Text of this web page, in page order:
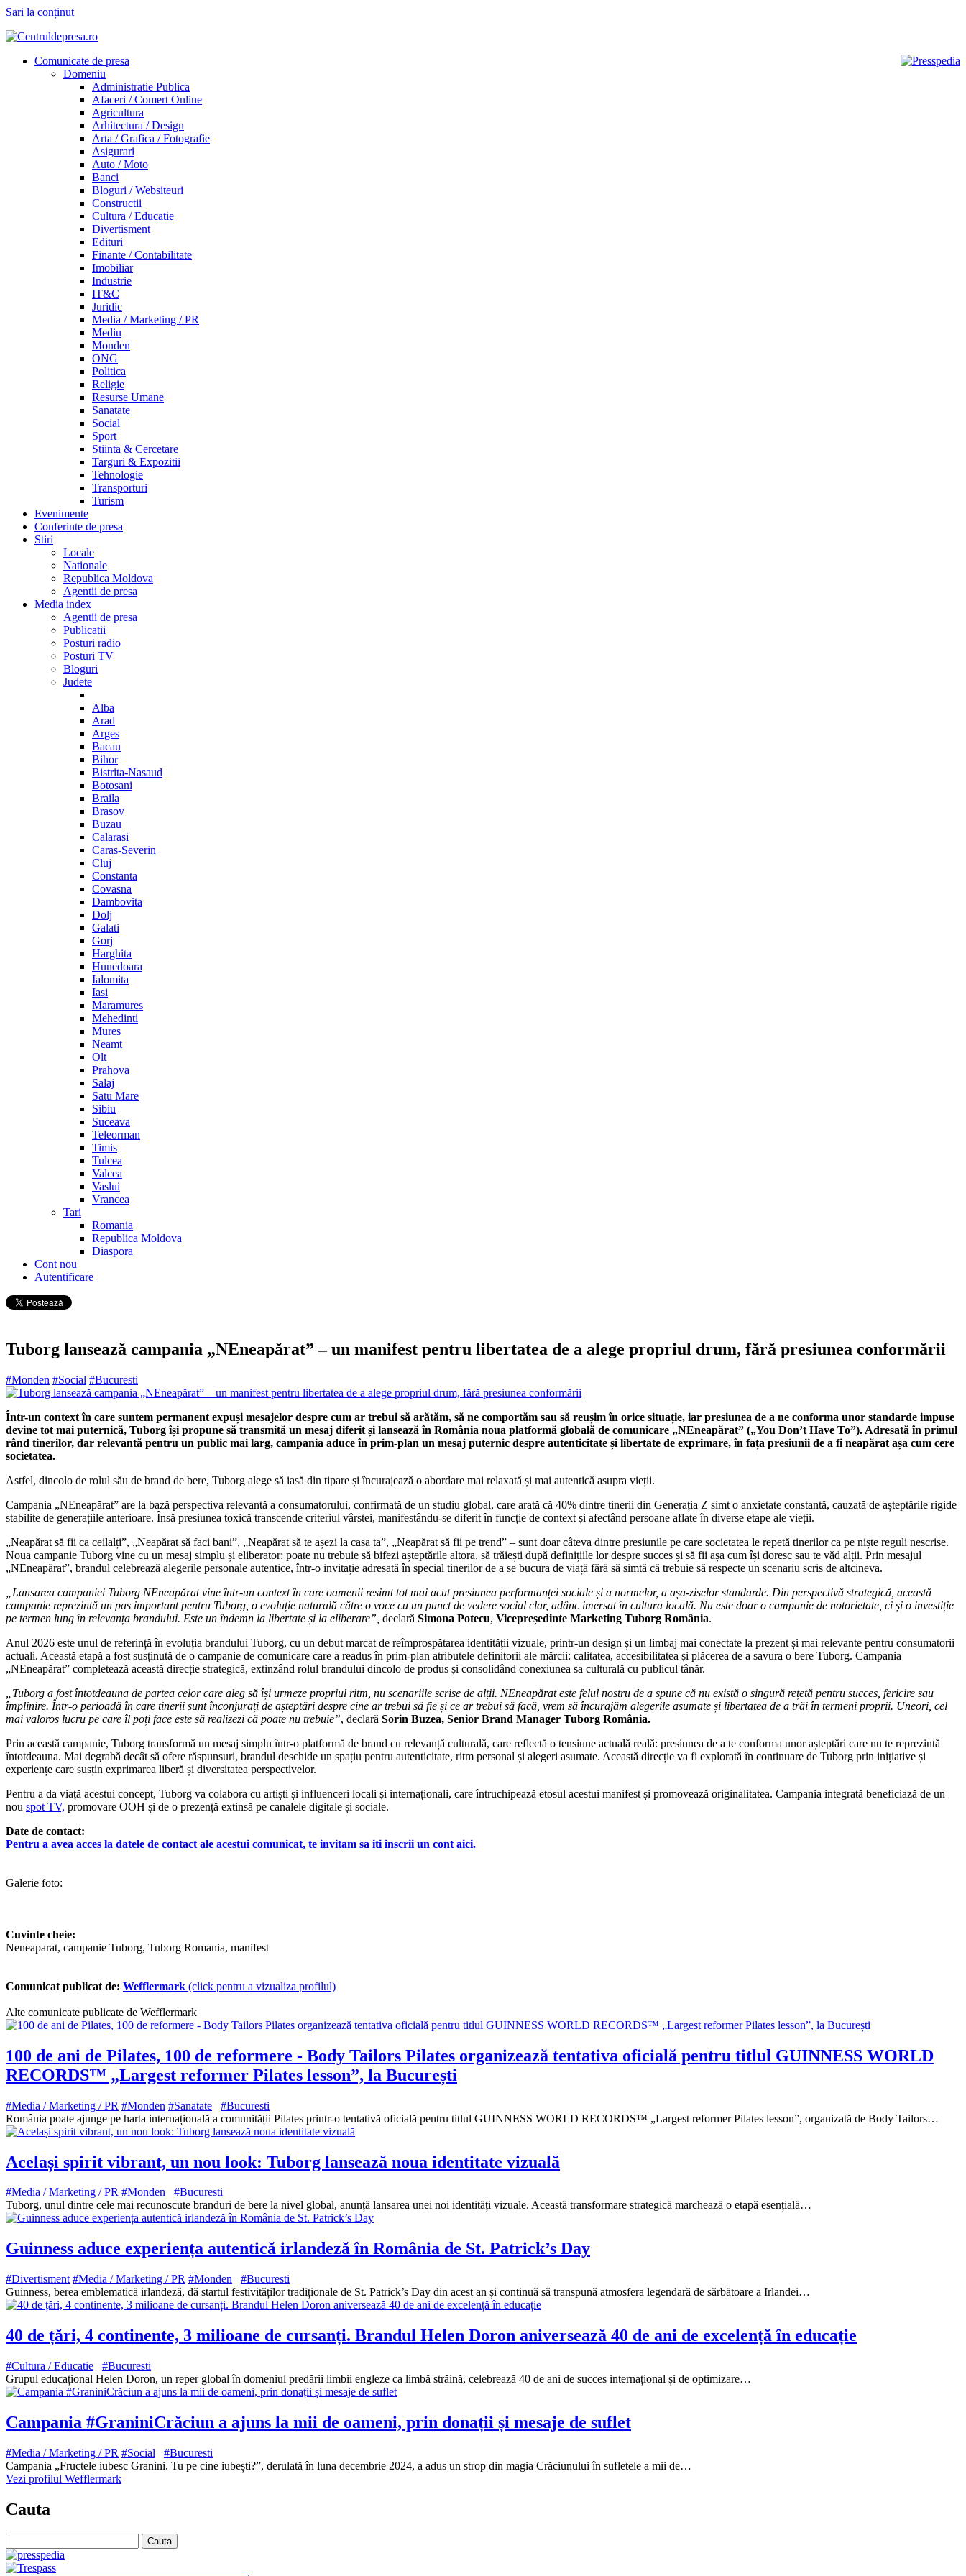
Sari la conținut
Comunicate de presa
Domeniu
Administratie Publica
Afaceri / Comert Online
Agricultura
Arhitectura / Design
Arta / Grafica / Fotografie
Asigurari
Auto / Moto
Banci
Bloguri / Websiteuri
Constructii
Cultura / Educatie
Divertisment
Edituri
Finante / Contabilitate
Imobiliar
Industrie
IT&C
Juridic
Media / Marketing / PR
Mediu
Monden
ONG
Politica
Religie
Resurse Umane
Sanatate
Social
Sport
Stiinta & Cercetare
Targuri & Expozitii
Tehnologie
Transporturi
Turism
Evenimente
Conferinte de presa
Stiri
Locale
Nationale
Republica Moldova
Agentii de presa
Media index
Agentii de presa
Publicatii
Posturi radio
Posturi TV
Bloguri
Judete
Alba
Arad
Arges
Bacau
Bihor
Bistrita-Nasaud
Botosani
Braila
Brasov
Buzau
Calarasi
Caras-Severin
Cluj
Constanta
Covasna
Dambovita
Dolj
Galati
Gorj
Harghita
Hunedoara
Ialomita
Iasi
Maramures
Mehedinti
Mures
Neamt
Olt
Prahova
Salaj
Satu Mare
Sibiu
Suceava
Teleorman
Timis
Tulcea
Valcea
Vaslui
Vrancea
Tari
Romania
Republica Moldova
Diaspora
Cont nou
Autentificare
Tuborg lansează campania „NEneapărat” – un manifest pentru libertatea de a alege propriul drum, fără presiunea conformării
#Monden #Social #Bucuresti
Într-un context în care suntem permanent expuși mesajelor despre cum ar trebui să arătăm, să ne comportăm sau să reușim în orice situație, iar presiunea de a ne conforma unor standarde impuse
devine tot mai puternică, Tuborg își propune să transmită un mesaj diferit și lansează în România noua platformă globală de comunicare „NEneapărat” („You Don’t Have To”). Adresată în primul
rând tinerilor, dar relevantă pentru un public mai larg, campania aduce în prim-plan un mesaj puternic despre autenticitate și libertate de exprimare, în fața presiunii de a fi neapărat așa cum cere
societatea.
Astfel, dincolo de rolul său de brand de bere, Tuborg alege să iasă din tipare și încurajează o abordare mai relaxată și mai autentică asupra vieții.
Campania „NEneapărat” are la bază perspectiva relevantă a consumatorului, confirmată de un studiu global, care arată că 40% dintre tinerii din Generația Z simt o anxietate constantă, cauzată de așteptările rigide
stabilite de generațiile anterioare. Însă presiunea toxică transcende criteriul vârstei, manifestându-se diferit în funcție de context și afectând persoane aflate în diverse etape ale vieții.
„Neapărat să fii ca ceilalți”, „Neapărat să faci bani”, „Neapărat să te așezi la casa ta”, „Neapărat să fii pe trend” – sunt doar câteva dintre presiunile pe care societatea le repetă tinerilor ca pe niște reguli nescrise.
Noua campanie Tuborg vine cu un mesaj simplu și eliberator: poate nu trebuie să bifezi așteptările altora, să trăiești după definițiile lor despre succes și să fii așa cum își doresc sau te văd alții. Prin mesajul
„NEneapărat”, brandul celebrează alegerile personale autentice, într-o invitație adresată în special tinerilor de a se bucura de viață fără să simtă că trebuie să respecte un scenariu scris de altcineva.
„Lansarea campaniei Tuborg NEneapărat vine într-un context în care oamenii resimt tot mai acut presiunea performanței sociale și a normelor, a așa-ziselor standarde. Din perspectivă strategică, această
campanie reprezintă un pas important pentru Tuborg, o evoluție naturală către o voce cu un punct de vedere social clar, adânc imersat în cultura locală. Nu este doar o campanie de notorietate, ci și o investiție
pe termen lung în relevanța brandului. Este un îndemn la libertate și la eliberare”, declară Simona Potecu, Vicepreședinte Marketing Tuborg România.
Anul 2026 este unul de referință în evoluția brandului Tuborg, cu un debut marcat de reîmprospătarea identității vizuale, printr-un design și un limbaj mai conectate la prezent și mai relevante pentru consumatorii
actuali. Această etapă a fost susținută de o campanie de comunicare care a readus în prim-plan atributele definitorii ale mărcii: calitatea, accesibilitatea și plăcerea de a savura o bere Tuborg. Campania
„NEneapărat” completează această direcție strategică, extinzând rolul brandului dincolo de produs și consolidând conexiunea sa culturală cu publicul tânăr.
„Tuborg a fost întotdeauna de partea celor care aleg să își urmeze propriul ritm, nu scenariile scrise de alții. NEneapărat este felul nostru de a spune că nu există o singură rețetă pentru succes, fericire sau
împlinire. Într-o perioadă în care tinerii sunt înconjurați de așteptări despre cine ar trebui să fie și ce ar trebui să facă, vrem să încurajăm alegerile asumate și libertatea de a trăi în termeni proprii. Uneori, cel
mai valoros lucru pe care îl poți face este să realizezi că poate nu trebuie”, declară Sorin Buzea, Senior Brand Manager Tuborg România.
Prin această campanie, Tuborg transformă un mesaj simplu într-o platformă de brand cu relevanță culturală, care reflectă o tensiune actuală reală: presiunea de a te conforma unor așteptări care nu te reprezintă
întotdeauna. Mai degrabă decât să ofere răspunsuri, brandul deschide un spațiu pentru autenticitate, ritm personal și alegeri asumate. Această direcție va fi explorată în continuare de Tuborg prin inițiative și
experiențe care susțin exprimarea liberă și diversitatea perspectivelor.
Pentru a da viață acestui concept, Tuborg va colabora cu artiști și influenceri locali și internaționali, care întruchipează etosul acestui manifest și promovează originalitatea. Campania integrată beneficiază de un
nou spot TV, promovare OOH și de o prezență extinsă pe canalele digitale și sociale.
Date de contact:
Pentru a avea acces la datele de contact ale acestui comunicat, te invitam sa iti inscrii un cont aici.
Galerie foto:
Cuvinte cheie:
Neneaparat, campanie Tuborg, Tuborg Romania, manifest
Comunicat publicat de: Wefflermark (click pentru a vizualiza profilul)
Alte comunicate publicate de Wefflermark
100 de ani de Pilates, 100 de reformere - Body Tailors Pilates organizează tentativa oficială pentru titlul GUINNESS WORLD
RECORDS™ „Largest reformer Pilates lesson”, la București
#Media / Marketing / PR #Monden #Sanatate
#Bucuresti
România poate ajunge pe harta internațională a comunității Pilates printr-o tentativă oficială pentru titlul GUINNESS WORLD RECORDS™ „Largest reformer Pilates lesson”, organizată de Body Tailors…
Același spirit vibrant, un nou look: Tuborg lansează noua identitate vizuală
#Media / Marketing / PR #Monden
#Bucuresti
Tuborg, unul dintre cele mai recunoscute branduri de bere la nivel global, anunță lansarea unei noi identități vizuale. Această transformare strategică marchează o etapă esențială…
Guinness aduce experiența autentică irlandeză în România de St. Patrick’s Day
#Divertisment #Media / Marketing / PR #Monden
#Bucuresti
Guinness, berea emblematică irlandeză, dă startul festivităților tradiționale de St. Patrick’s Day din acest an și continuă să transpună atmosfera legendară de sărbătoare a Irlandei…
40 de țări, 4 continente, 3 milioane de cursanți. Brandul Helen Doron aniversează 40 de ani de excelență în educație
#Cultura / Educatie
#Bucuresti
Grupul educațional Helen Doron, un reper global în domeniul predării limbii engleze ca limbă străină, celebrează 40 de ani de succes internațional și de optimizare…
Campania #GraniniCrăciun a ajuns la mii de oameni, prin donații și mesaje de suflet
#Media / Marketing / PR #Social
#Bucuresti
Campania „Fructele iubesc Granini. Tu pe cine iubești?”, derulată în luna decembrie 2024, a adus un strop din magia Crăciunului în sufletele a mii de…
Vezi profilul Wefflermark
Cauta